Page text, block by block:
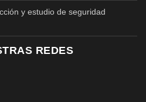
y estudio de seguridad
REDES